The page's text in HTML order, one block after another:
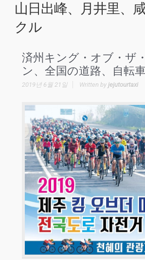
山日出峰、月井里、
クル
済州キング・オブ・ザ
ン、全国の道路、自転車
2019년 6월 21일 Written by jejutourtaxi